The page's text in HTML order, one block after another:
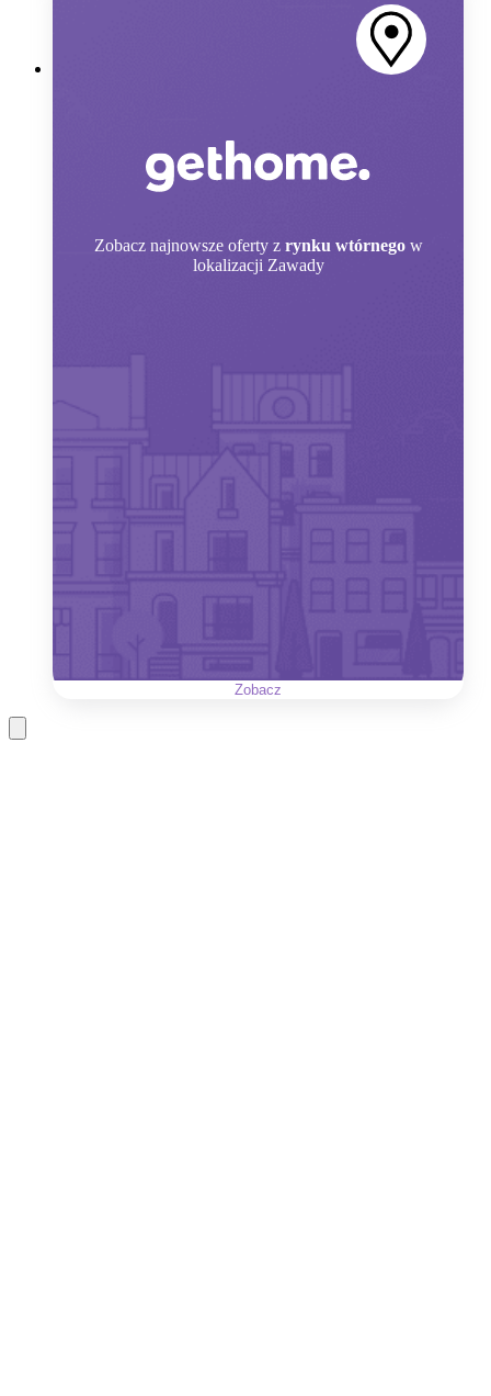
Zobacz najnowsze oferty z rynku wtórnego w
lokalizacji Zawady
Zobacz